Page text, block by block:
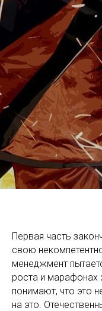
Первая часть
свою
менеджмент
роста и марафонах
понимают, что это
на это.